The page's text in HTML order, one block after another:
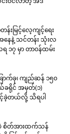
းမြင့်လေ့ကျင့်ရေး
နေနဲ့ သင်တန်း သုံးလ
၁၇ မှာ တာဝန်ထမ်း
ာက်ခု၊ ကျည်ဆန် ၁၅၀
ယ်ခရိုင် အမှတ်(၁)
င့်ခဲ့တယ်လို့ သိရပါ
ပဲ စိတ်အားထက်သန်